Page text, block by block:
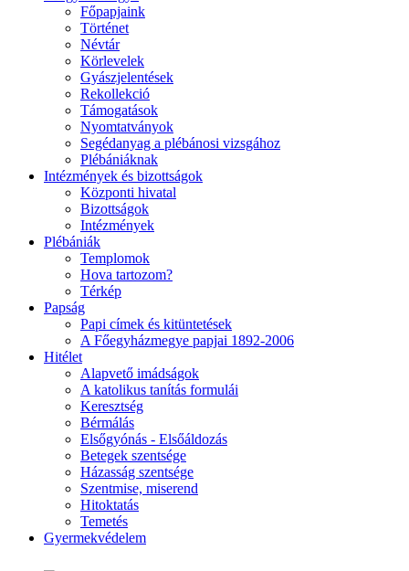
Főpapjaink
Történet
Névtár
Körlevelek
Gyászjelentések
Rekollekció
Támogatások
Nyomtatványok
Segédanyag a plébánosi vizsgához
Plébániáknak
Intézmények és bizottságok
Központi hivatal
Bizottságok
Intézmények
Plébániák
Templomok
Hova tartozom?
Térkép
Papság
Papi címek és kitüntetések
A Főegyházmegye papjai 1892-2006
Hitélet
Alapvető imádságok
A katolikus tanítás formulái
Keresztség
Bérmálás
Elsőgyónás - Elsőáldozás
Betegek szentsége
Házasság szentsége
Szentmise, miserend
Hitoktatás
Temetés
Gyermekvédelem